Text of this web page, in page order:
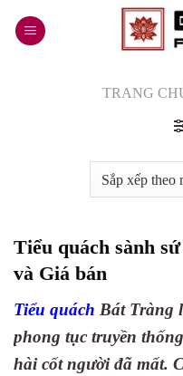
TRANG
Tiểu quách sành
và Giá bán
Tiểu quách Bát Tràng
phong tục truyền
hài cốt người đã mất.